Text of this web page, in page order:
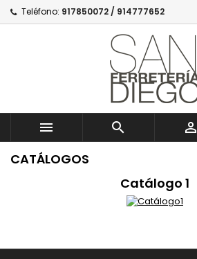
Teléfono: 917850072 / 914777652
  
CATÁLOGOS
Catálogo 1